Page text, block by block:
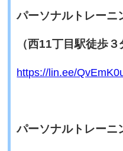
パーソナルトレー
（西11丁目駅徒歩３
https://lin.ee/
パーソナルトレーニ